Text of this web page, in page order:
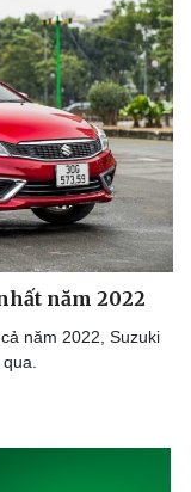
- Gia đình
năm 2022
năm 2022, Suzuki